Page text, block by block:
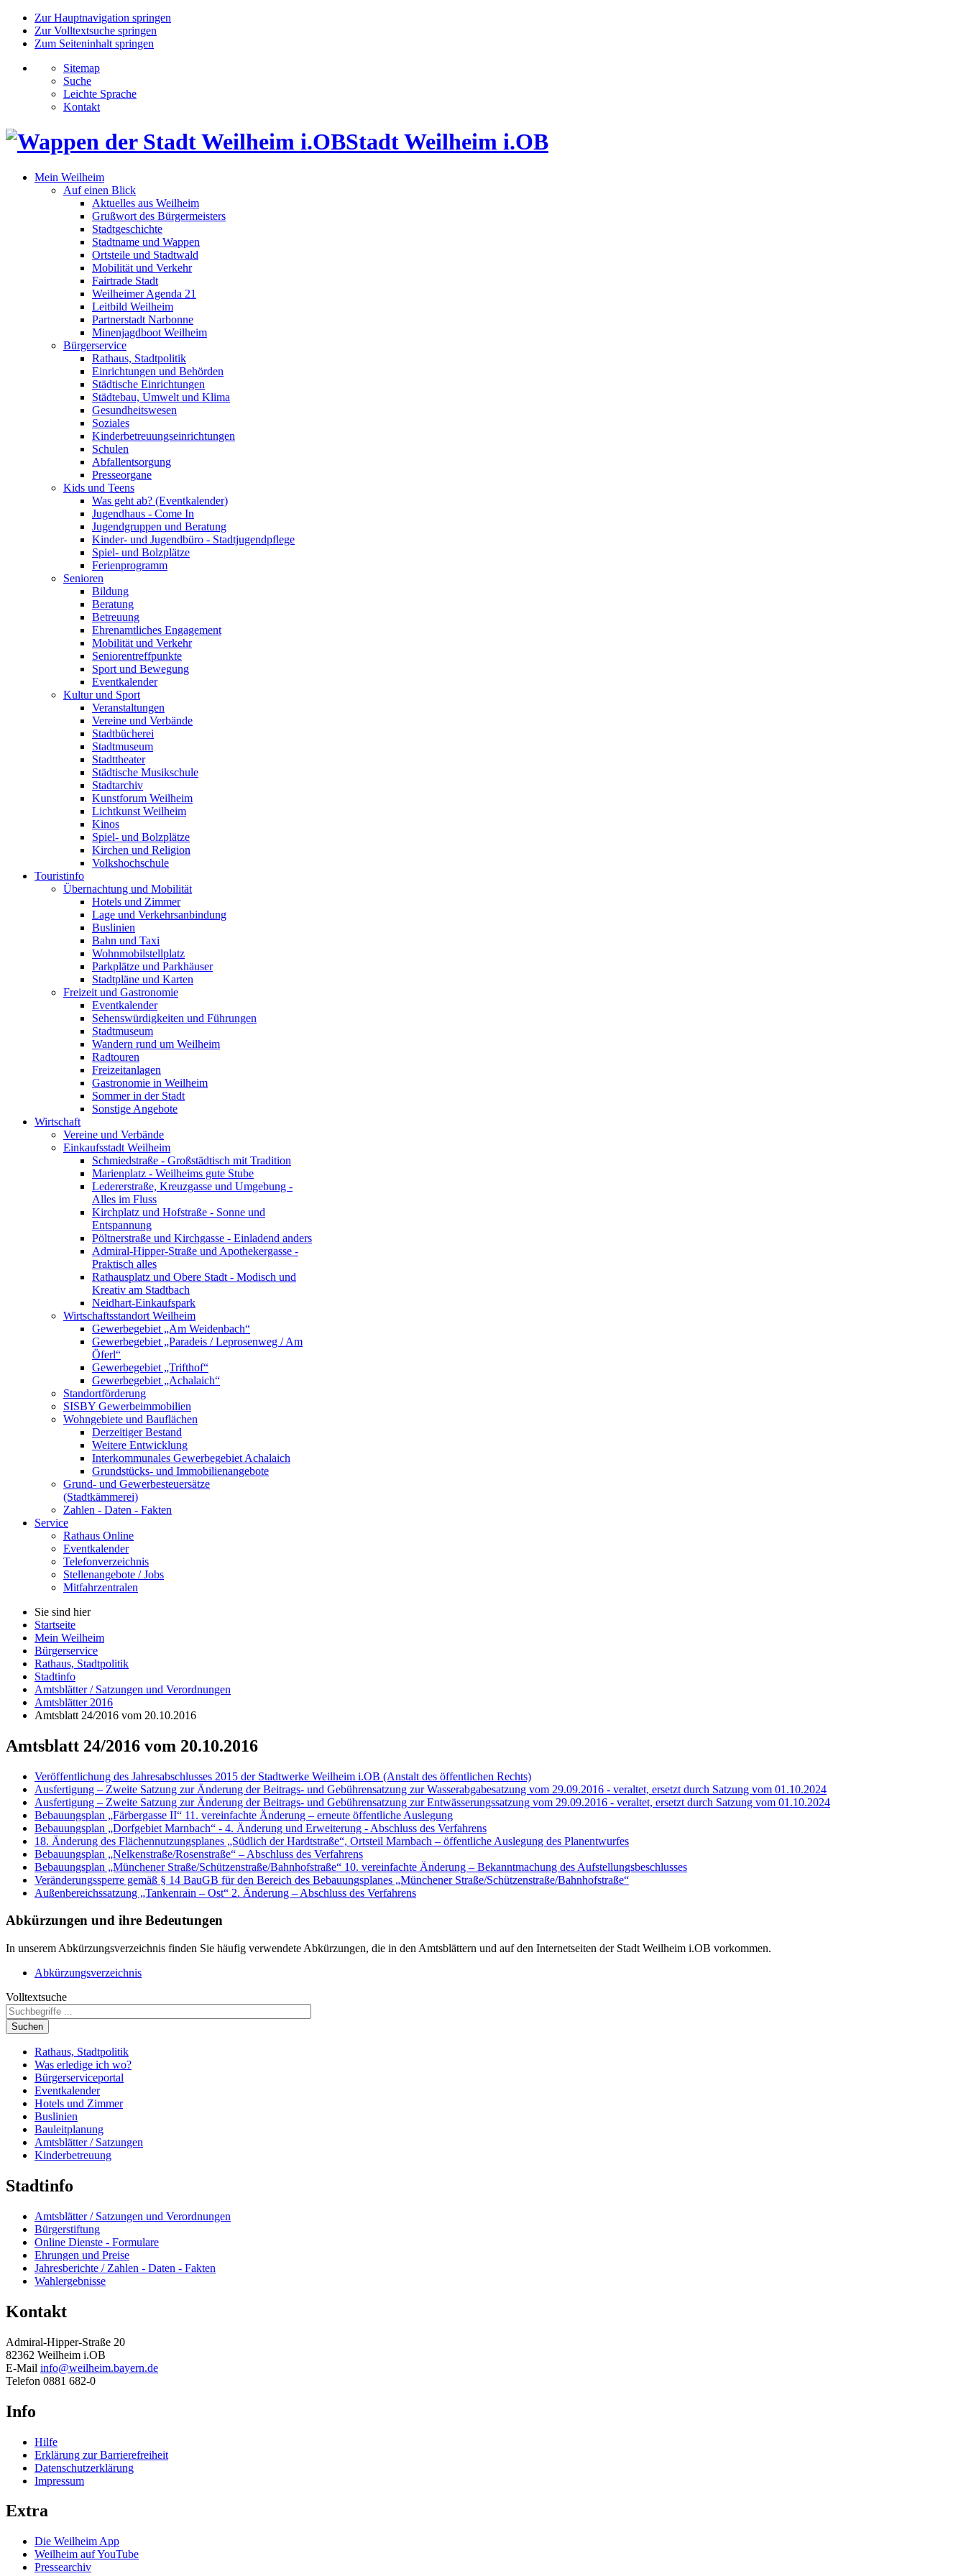
Zur Hauptnavigation springen
Zur Volltextsuche springen
Zum Seiteninhalt springen
Sitemap
Suche
Leichte Sprache
Kontakt
Stadt Weilheim i.OB
Mein Weilheim
Auf einen Blick
Aktuelles aus Weilheim
Grußwort des Bürgermeisters
Stadtgeschichte
Stadtname und Wappen
Ortsteile und Stadtwald
Mobilität und Verkehr
Fairtrade Stadt
Weilheimer Agenda 21
Leitbild Weilheim
Partnerstadt Narbonne
Minenjagdboot Weilheim
Bürgerservice
Rathaus, Stadtpolitik
Einrichtungen und Behörden
Städtische Einrichtungen
Städtebau, Umwelt und Klima
Gesundheitswesen
Soziales
Kinderbetreuungseinrichtungen
Schulen
Abfallentsorgung
Presseorgane
Kids und Teens
Was geht ab? (Eventkalender)
Jugendhaus - Come In
Jugendgruppen und Beratung
Kinder- und Jugendbüro - Stadtjugendpflege
Spiel- und Bolzplätze
Ferienprogramm
Senioren
Bildung
Beratung
Betreuung
Ehrenamtliches Engagement
Mobilität und Verkehr
Seniorentreffpunkte
Sport und Bewegung
Eventkalender
Kultur und Sport
Veranstaltungen
Vereine und Verbände
Stadtbücherei
Stadtmuseum
Stadttheater
Städtische Musikschule
Stadtarchiv
Kunstforum Weilheim
Lichtkunst Weilheim
Kinos
Spiel- und Bolzplätze
Kirchen und Religion
Volkshochschule
Touristinfo
Übernachtung und Mobilität
Hotels und Zimmer
Lage und Verkehrsanbindung
Buslinien
Bahn und Taxi
Wohnmobilstellplatz
Parkplätze und Parkhäuser
Stadtpläne und Karten
Freizeit und Gastronomie
Eventkalender
Sehenswürdigkeiten und Führungen
Stadtmuseum
Wandern rund um Weilheim
Radtouren
Freizeitanlagen
Gastronomie in Weilheim
Sommer in der Stadt
Sonstige Angebote
Wirtschaft
Vereine und Verbände
Einkaufsstadt Weilheim
Schmiedstraße - Großstädtisch mit Tradition
Marienplatz - Weilheims gute Stube
Ledererstraße, Kreuzgasse und Umgebung -
Alles im Fluss
Kirchplatz und Hofstraße - Sonne und
Entspannung
Pöltnerstraße und Kirchgasse - Einladend anders
Admiral-Hipper-Straße und Apothekergasse -
Praktisch alles
Rathausplatz und Obere Stadt - Modisch und
Kreativ am Stadtbach
Neidhart-Einkaufspark
Wirtschaftsstandort Weilheim
Gewerbegebiet „Am Weidenbach“
Gewerbegebiet „Paradeis / Leprosenweg / Am
Öferl“
Gewerbegebiet „Trifthof“
Gewerbegebiet „Achalaich“
Standortförderung
SISBY Gewerbeimmobilien
Wohngebiete und Bauflächen
Derzeitiger Bestand
Weitere Entwicklung
Interkommunales Gewerbegebiet Achalaich
Grundstücks- und Immobilienangebote
Grund- und Gewerbesteuersätze
(Stadtkämmerei)
Zahlen - Daten - Fakten
Service
Rathaus Online
Eventkalender
Telefonverzeichnis
Stellenangebote / Jobs
Mitfahrzentralen
Sie sind hier
Startseite
Mein Weilheim
Bürgerservice
Rathaus, Stadtpolitik
Stadtinfo
Amtsblätter / Satzungen und Verordnungen
Amtsblätter 2016
Amtsblatt 24/2016 vom 20.10.2016
Amtsblatt 24/2016 vom 20.10.2016
Veröffentlichung des Jahresabschlusses 2015 der Stadtwerke Weilheim i.OB (Anstalt des öffentlichen Rechts)
Ausfertigung – Zweite Satzung zur Änderung der Beitrags- und Gebührensatzung zur Wasserabgabesatzung vom 29.09.2016 - veraltet, ersetzt durch Satzung vom 01.10.2024
Ausfertigung – Zweite Satzung zur Änderung der Beitrags- und Gebührensatzung zur Entwässerungssatzung vom 29.09.2016 - veraltet, ersetzt durch Satzung vom 01.10.2024
Bebauungsplan „Färbergasse II“ 11. vereinfachte Änderung – erneute öffentliche Auslegung
Bebauungsplan „Dorfgebiet Marnbach“ - 4. Änderung und Erweiterung - Abschluss des Verfahrens
18. Änderung des Flächennutzungsplanes „Südlich der Hardtstraße“, Ortsteil Marnbach – öffentliche Auslegung des Planentwurfes
Bebauungsplan „Nelkenstraße/Rosenstraße“ – Abschluss des Verfahrens
Bebauungsplan „Münchener Straße/Schützenstraße/Bahnhofstraße“ 10. vereinfachte Änderung – Bekanntmachung des Aufstellungsbeschlusses
Veränderungssperre gemäß § 14 BauGB für den Bereich des Bebauungsplanes „Münchener Straße/Schützenstraße/Bahnhofstraße“
Außenbereichssatzung „Tankenrain – Ost“ 2. Änderung – Abschluss des Verfahrens
Abkürzungen und ihre Bedeutungen
In unserem Abkürzungsverzeichnis finden Sie häufig verwendete Abkürzungen, die in den Amtsblättern und auf den Internetseiten der Stadt Weilheim i.OB vorkommen.
Abkürzungsverzeichnis
Volltextsuche
Suchen
Rathaus, Stadtpolitik
Was erledige ich wo?
Bürgerserviceportal
Eventkalender
Hotels und Zimmer
Buslinien
Bauleitplanung
Amtsblätter / Satzungen
Kinderbetreuung
Stadtinfo
Amtsblätter / Satzungen und Verordnungen
Bürgerstiftung
Online Dienste - Formulare
Ehrungen und Preise
Jahresberichte / Zahlen - Daten - Fakten
Wahlergebnisse
Kontakt
Admiral-Hipper-Straße 20
82362 Weilheim i.OB
E-Mail info@weilheim.bayern.de
Telefon 0881 682-0
Info
Hilfe
Erklärung zur Barrierefreiheit
Datenschutzerklärung
Impressum
Extra
Die Weilheim App
Weilheim auf YouTube
Pressearchiv